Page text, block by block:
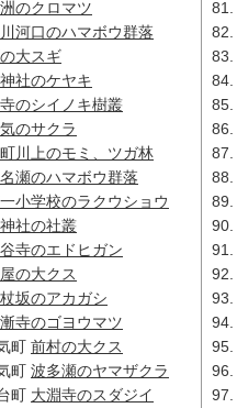
のクロマツ
河口のハマボウ群落
大スギ
社のケヤキ
のシイノキ樹叢
のサクラ
川上のモミ、ツガ林
瀬のハマボウ群落
小学校のラクウショウ
社の社叢
寺のエドヒガン
の大クス
坂のアカガシ
寺のゴヨウマツ
町 前村の大クス
町 波多瀬のヤマザクラ
町 大淵寺のスダジイ